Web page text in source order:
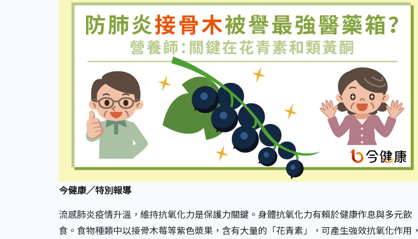
今健康／特別報導
流感肺炎疫情升溫，維持抗氧化力是保護力關鍵。身體抗氧化力有賴於健康作息與多元飲
食。食物種類中以接骨木莓等紫色漿果，含有大量的「花青素」，可產生強效抗氧化作用，